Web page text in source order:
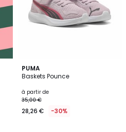
PUMA
Baskets Pounce
à partir de
35,00 €
28,26 € -30%
2
Couleurs